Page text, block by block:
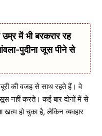
में भी बरकरार रह
पुदीना जूस पीने से
की वजह से साथ रहते हैं। वे
नहीं करते। कई बार दोनों में से
खत्म हो चुका है, लेकिन व्यवहार